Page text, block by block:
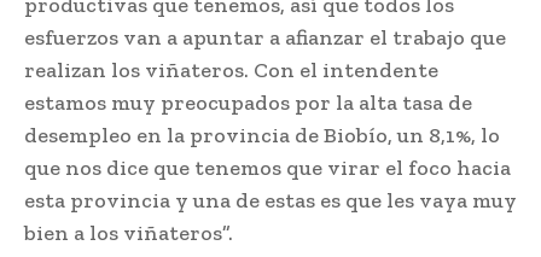
esfuerzos van a apuntar a afianzar el trabajo que
realizan los viñateros. Con el intendente
estamos muy preocupados por la alta tasa de
desempleo en la provincia de Biobío, un 8,1%, lo
que nos dice que tenemos que virar el foco hacia
esta provincia y una de estas es que les vaya muy
bien a los viñateros”.